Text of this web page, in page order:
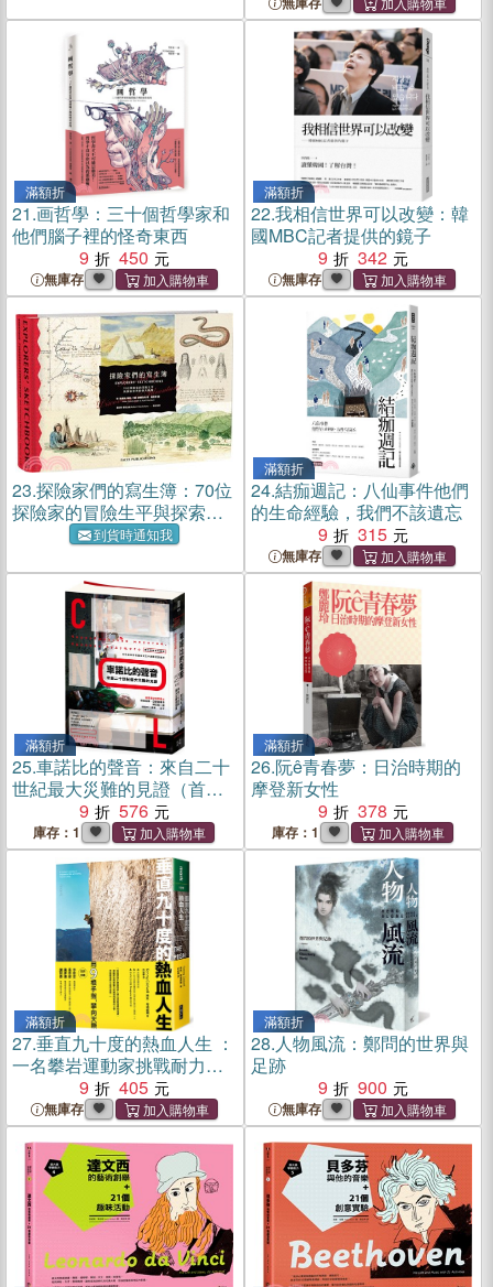
滿額折
21.画哲學：三十個哲學家和
他們腦子裡的怪奇東西
9
450
無庫存
滿額折
22.我相信世界可以改變：韓
國MBC記者提供的鏡子
9
342
無庫存
23.探險家們的寫生簿：70位
探險家的冒險生平與探索世
界的偉大熱情到貨時通知我
滿額折
24.結痂週記：八仙事件他們
的生命經驗，我們不該遺忘
9
315
無庫存
滿額折
25.車諾比的聲音：來自二十
世紀最大災難的見證（首次
完整俄文直譯，台灣版特別
收錄核災30周年紀實攝影）
9 576
庫存：1
滿額折
26.阮ê青春夢：日治時期的
摩登新女性
9
378
庫存：1
滿額折
27.垂直九十度的熱血人生 ：
一名攀岩運動家挑戰耐力、
置身危險、超越自我極限的
故事
9 405
無庫存
滿額折
28.人物風流：鄭問的世界與
足跡
9
900
無庫存